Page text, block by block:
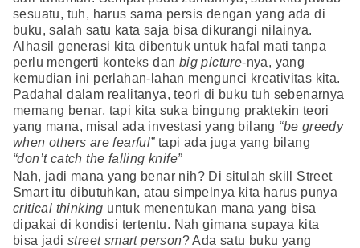
sesuatu, tuh, harus sama persis dengan yang ada di
buku, salah satu kata saja bisa dikurangi nilainya.
Alhasil generasi kita dibentuk untuk hafal mati tanpa
perlu mengerti konteks dan big picture-nya, yang
kemudian ini perlahan-lahan mengunci kreativitas kita.
Padahal dalam realitanya, teori di buku tuh sebenarnya
memang benar, tapi kita suka bingung praktekin teori
yang mana, misal ada investasi yang bilang “be greedy
when others are fearful”tapi ada juga yang bilang
“don’t catch the falling knife”
Nah, jadi mana yang benar nih? Di situlah skill Street
Smart itu dibutuhkan, atau simpelnya kita harus punya
critical thinking untuk menentukan mana yang bisa
dipakai di kondisi tertentu. Nah gimana supaya kita
bisa jadistreet smart person? Ada satu buku yang